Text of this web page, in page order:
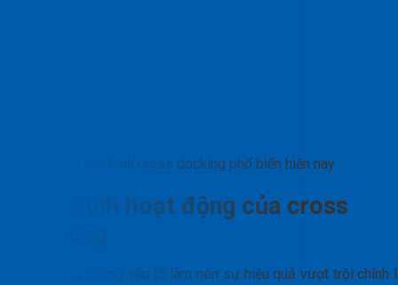
Các loại hình cross docking phổ biến hiện nay
Quy trình hoạt động của cross
Một trong những yếu tố làm nên sự hiệu quả vượt trội chính